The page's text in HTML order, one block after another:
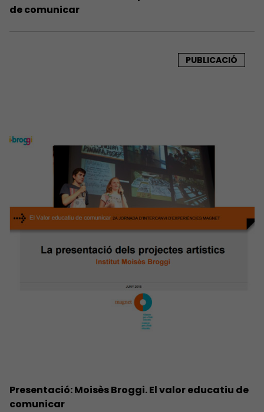
de comunicar
PUBLICACIÓ
Presentació: Moisès Broggi. El valor educatiu de
comunicar